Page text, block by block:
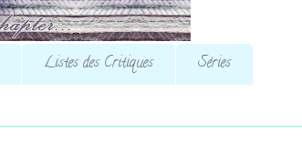
Listes des Critiques
Séries